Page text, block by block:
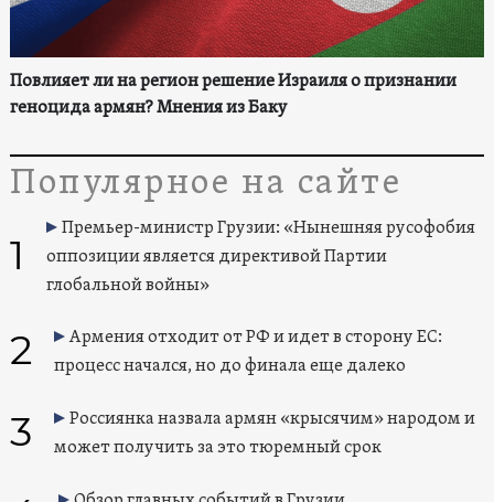
Повлияет ли на регион решение Израиля о признании
геноцида армян? Мнения из Баку
Популярное на сайте
1
Премьер-министр Грузии: «Нынешняя русофобия
оппозиции является директивой Партии
глобальной войны»
2
Армения отходит от РФ и идет в сторону ЕС:
процесс начался, но до финала еще далеко
3
Россиянка назвала армян «крысячим» народом и
может получить за это тюремный срок